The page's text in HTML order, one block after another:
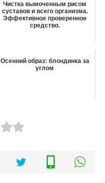
Чистка вымоченным рисом
суставов и всего организма.
Эффективное проверенное
средство.
Осенний образ: блондинка за
углом